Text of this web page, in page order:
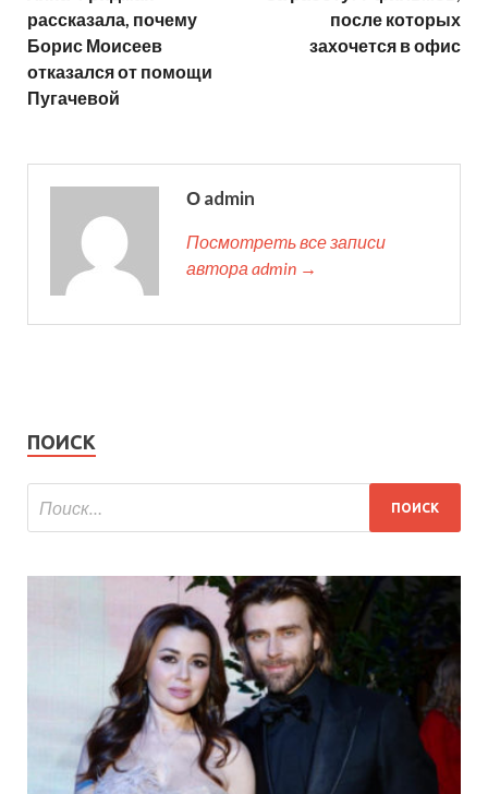
рассказала, почему
Борис Моисеев
отказался от помощи
Пугачевой
после которых
захочется в офис
О admin
Посмотреть все записи
автора admin →
ПОИСК